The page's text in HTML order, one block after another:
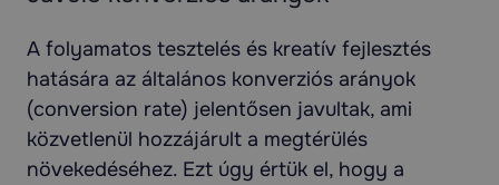
A folyamatos tesztelés és kreatív fejlesztés
hatására az általános konverziós arányok
(conversion rate) jelentősen javultak, ami
közvetlenül hozzájárult a megtérülés
növekedéséhez. Ezt úgy értük el, hogy a